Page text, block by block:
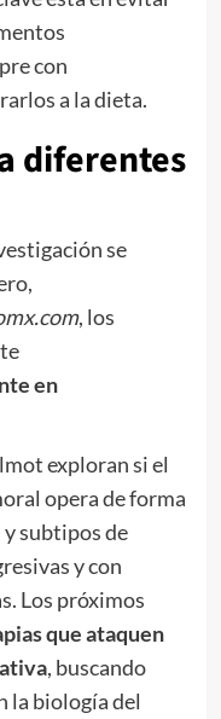
con
a la dieta.
diferentes
se
, los
en
exploran si el
opera de forma
subtipos de
y con
Los próximos
que ataquen
, buscando
la biología del